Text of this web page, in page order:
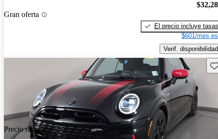
Gran oferta
El precio incluye tasas
$601/mes
Verif. disponibilidad
Precio reducido